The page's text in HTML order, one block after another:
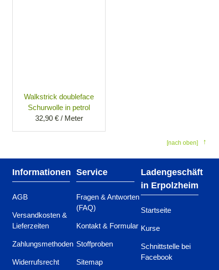
Walkstrick doubleface
Schurwolle in petrol
32,90 € / Meter
[nach oben]
Informationen
AGB
Versandkosten &
Lieferzeiten
Zahlungsmethoden
Widerrufsrecht
Service
Fragen & Antworten
(FAQ)
Kontakt & Formular
Stoffproben
Sitemap
Ladengeschäft
in Erpolzheim
Startseite
Kurse
Schnittstelle bei
Facebook